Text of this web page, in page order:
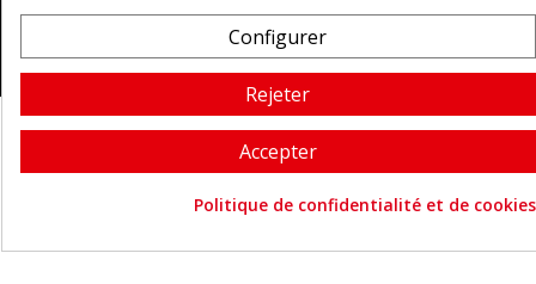
Cuirenstock © 2026 - Une création Quatrys 💙
Configurer
Rejeter
Accepter
Politique de confidentialité et de cookies